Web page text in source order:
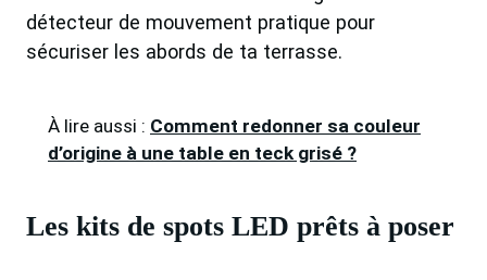
détecteur de mouvement pratique pour
sécuriser les abords de ta terrasse.
À lire aussi : Comment redonner sa couleur
d’origine à une table en teck grisé ?
Les kits de spots LED prêts à poser